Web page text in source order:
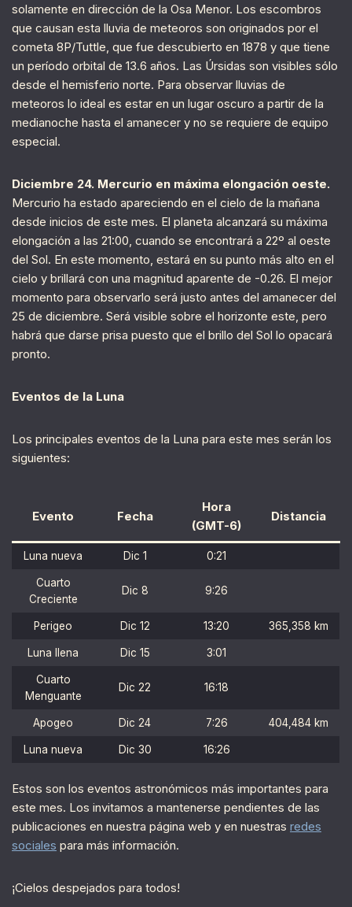
solamente en dirección de la Osa Menor. Los escombros
que causan esta lluvia de meteoros son originados por el
cometa 8P/Tuttle, que fue descubierto en 1878 y que tiene
un período orbital de 13.6 años. Las Úrsidas son visibles sólo
desde el hemisferio norte. Para observar lluvias de
meteoros lo ideal es estar en un lugar oscuro a partir de la
medianoche hasta el amanecer y no se requiere de equipo
especial.
Diciembre 24. Mercurio en máxima elongación oeste.
Mercurio ha estado apareciendo en el cielo de la mañana
desde inicios de este mes. El planeta alcanzará su máxima
elongación a las 21:00, cuando se encontrará a 22º al oeste
del Sol. En este momento, estará en su punto más alto en el
cielo y brillará con una magnitud aparente de -0.26. El mejor
momento para observarlo será justo antes del amanecer del
25 de diciembre. Será visible sobre el horizonte este, pero
habrá que darse prisa puesto que el brillo del Sol lo opacará
pronto.
Eventos de la Luna
Los principales eventos de la Luna para este mes serán los
siguientes:
Evento Fecha
Hora
(GMT-6)
Distancia
Luna nueva Dic 1 0:21
Cuarto
Creciente
Dic 8 9:26
Perigeo Dic 12 13:20 365,358 km
Luna llena Dic 15 3:01
Cuarto
Menguante
Dic 22 16:18
Apogeo Dic 24 7:26 404,484 km
Luna nueva Dic 30 16:26
Estos son los eventos astronómicos más importantes para
este mes. Los invitamos a mantenerse pendientes de las
publicaciones en nuestra página web y en nuestras redes
sociales para más información.
¡Cielos despejados para todos!